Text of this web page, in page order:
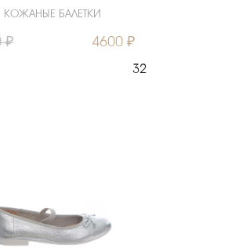
КОЖАНЫЕ БАЛЕТКИ
₽ 4600 ₽
32